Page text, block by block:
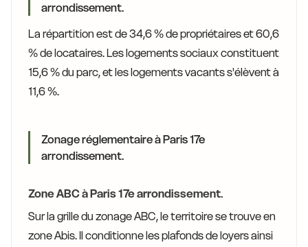
arrondissement.
La répartition est de 34,6 % de propriétaires et 60,6
% de locataires. Les logements sociaux constituent
15,6 % du parc, et les logements vacants s'élèvent à
11,6 %.
Zonage réglementaire à Paris 17e
arrondissement.
Zone ABC à Paris 17e arrondissement.
Sur la grille du zonage ABC, le territoire se trouve en
zone Abis. Il conditionne les plafonds de loyers ainsi